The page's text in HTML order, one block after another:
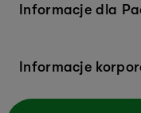
Informacje dla
Informacje